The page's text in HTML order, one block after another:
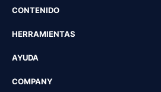
CONTENIDO
HERRAMIENTAS
AYUDA
COMPANY